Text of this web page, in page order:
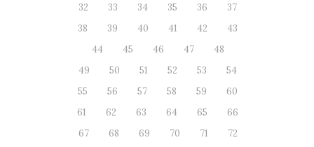
32
33 34 35 36
37
38
39 40 41 42
43
44
45 46 47
48
49
50 51 52 53
54
55
56 57 58 59
60
61
62 63 64 65
66
67
68 69 70 71
72